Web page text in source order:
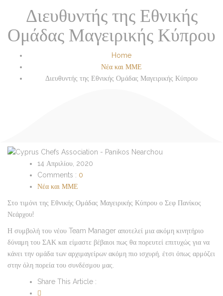
Διευθυντής της Εθνικής
Ομάδας Μαγειρικής Κύπρου
Home
Νέα και ΜΜΕ
Διευθυντής της Εθνικής Ομάδας Μαγειρικής Κύπρου
14 Απριλίου, 2020
Comments : 0
Νέα και ΜΜΕ
Στο τιμόνι της Εθνικής Ομάδας Μαγειρικής Κύπρου ο Σεφ Πανίκος
Νεάρχου!
Η συμβολή του νέου Team Manager αποτελεί μια ακόμη κινητήριο
δύναμη του ΣΑΚ και είμαστε βέβαιοι πως θα πορευτεί επιτυχώς για να
κάνει την ομάδα των αρχιμαγείρων ακόμη πιο ισχυρή, έτσι όπως αρμόζει
στην όλη πορεία του συνδέσμου μας.
Share This Article :